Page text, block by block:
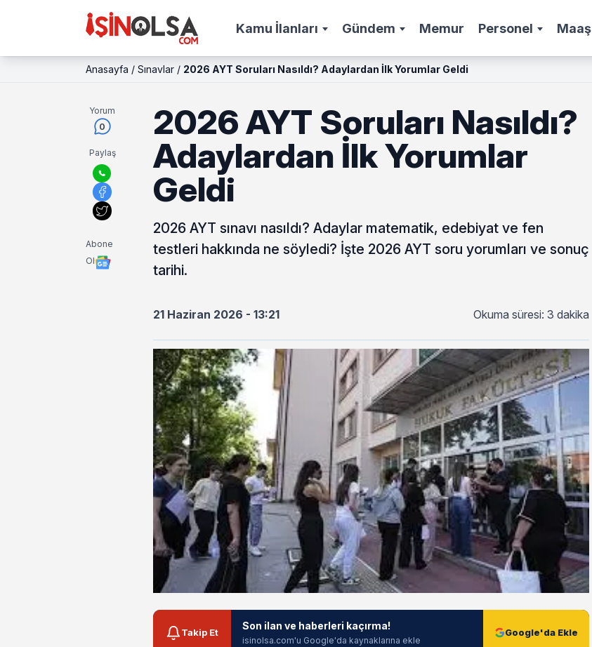
Kamu İlanları Gündem Memur Personel Maaş
Anasayfa / Sınavlar / 2026 AYT Soruları Nasıldı? Adaylardan İlk Yorumlar Geldi
Yorum
0
Paylaş
Abone
Ol
2026 AYT Soruları Nasıldı?
Adaylardan İlk Yorumlar
Geldi
2026 AYT sınavı nasıldı? Adaylar matematik, edebiyat ve fen
testleri hakkında ne söyledi? İşte 2026 AYT soru yorumları ve sonuç
tarihi.
21 Haziran 2026 - 13:21 Okuma süresi: 3 dakika
Takip Et
Son ilan ve haberleri kaçırma!
isinolsa.com'u Google'da kaynaklarına ekle
Google'da Ekle